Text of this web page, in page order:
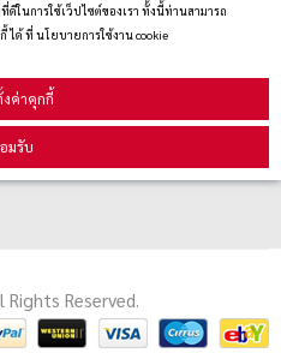
นการใช้เว็ปไซต์ของเรา ทั้งนี้ท่านสามารถ
ด้ ที่ นโยบายการใช้งาน cookie
งค่าคุกกี้
มรับ
รับข่าวสาร
Reserved.